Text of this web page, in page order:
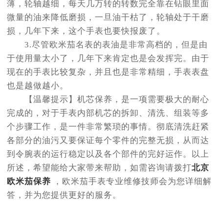
薄，轮轴越细，每天几万转的转数完全靠在钻眼里面
微量的油来降低磨损，一旦油干枯了，轮轴处于干磨
损，几年下来，这个手表也要快报废了。
3.尽管欧米茄名表的表油是非常高档的，但是由
于使用量太小了，几年下来肯定也是会发挥完。由于
现在的手表比较复杂，并且也是非常精细，手表表盘
也是越做越小。
【温馨提示】机芯保养，是一项需要极大的耐心
完成的，对于手表内部机芯的拆卸、清洗、组装等多
个步骤工作，是一件非常繁琐的事情。彻底清洗赶紧
各部分的油污又要保证每个零件的完整无损，从而达
到令腕表的运行稳定以及各个部件的完好运作。以上
所述，希望能给大家带来帮助，如需咨询请拨打北京
欧米茄保养
，欧米茄手表专业维修技师会为您详细解
答，并为您提供更好的服务。